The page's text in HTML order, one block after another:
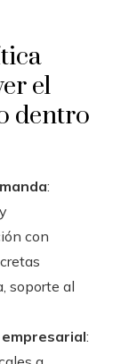
el
dentro
:
con
soporte al
: